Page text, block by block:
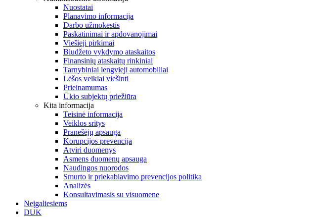
Nuostatai
Planavimo informacija
Darbo užmokestis
Paskatinimai ir apdovanojimai
Viešieji pirkimai
Biudžeto vykdymo ataskaitos
Finansinių ataskaitų rinkiniai
Tarnybiniai lengvieji automobiliai
Lėšos veiklai viešinti
Prieinamumas
Ūkio subjektų priežiūra
Kita informacija
Teisinė informacija
Veiklos sritys
Pranešėjų apsauga
Korupcijos prevencija
Atviri duomenys
Asmens duomenų apsauga
Naudingos nuorodos
Smurto ir priekabiavimo prevencijos politika
Analizės
Konsultavimasis su visuomene
Neįgaliesiems
DUK